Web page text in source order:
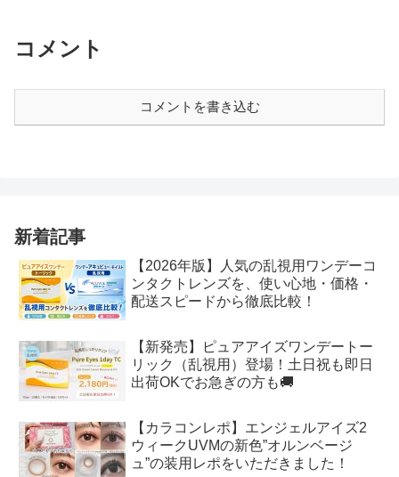
コメント
コメントを書き込む
新着記事
【2026年版】人気の乱視用ワンデーコ
ンタクトレンズを、使い心地・価格・
配送スピードから徹底比較！
【新発売】ピュアアイズワンデートー
リック（乱視用）登場！土日祝も即日
出荷OKでお急ぎの方も🚚
【カラコンレポ】エンジェルアイズ2
ウィークUVMの新色”オルンベージ
ュ”の装用レポをいただきました！